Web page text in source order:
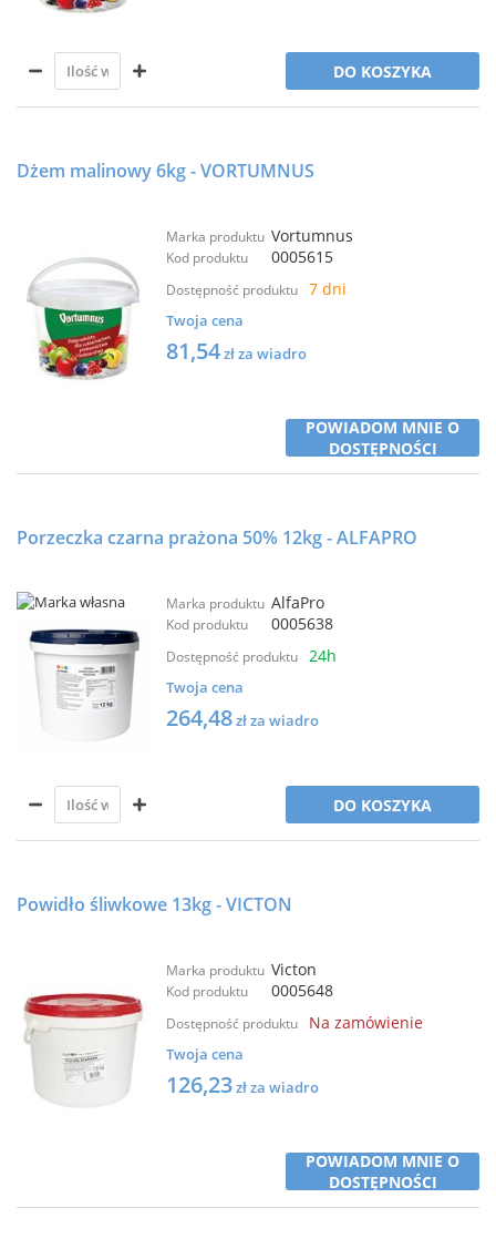
DO KOSZYKA
Dżem malinowy 6kg - VORTUMNUS
Marka produktu Vortumnus
Kod produktu 0005615
Dostępność produktu 7 dni
Twoja cena
81,54zł za wiadro
POWIADOM MNIE O
DOSTĘPNOŚCI
Porzeczka czarna prażona 50% 12kg - ALFAPRO
Marka produktu AlfaPro
Kod produktu 0005638
Dostępność produktu 24h
Twoja cena
264,48zł za wiadro
DO KOSZYKA
Powidło śliwkowe 13kg - VICTON
Marka produktu Victon
Kod produktu 0005648
Dostępność produktu Na zamówienie
Twoja cena
126,23zł za wiadro
POWIADOM MNIE O
DOSTĘPNOŚCI